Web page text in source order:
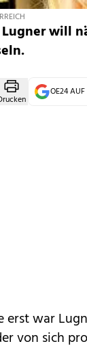
will
OE24
erst war
von sich